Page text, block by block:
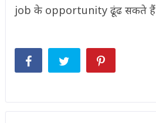
job के opportunity ढूंढ सकते हैं